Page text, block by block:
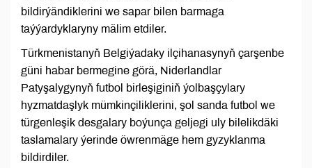
bildirýändiklerini we sapar bilen barmaga
taýýardyklaryny mälim etdiler.
Türkmenistanyň Belgiýadaky ilçihanasynyň çarşenbe
güni habar bermegine görä, Niderlandlar
Patyşalygynyň futbol birleşiginiň ýolbaşçylary
hyzmatdaşlyk mümkinçiliklerini, şol sanda futbol we
türgenleşik desgalary boýunça geljegi uly bilelikdäki
taslamalary ýerinde öwrenmäge hem gyzyklanma
bildirdiler.